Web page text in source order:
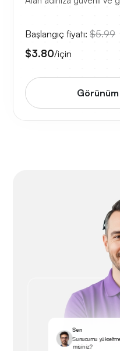
Başlangıç fiyatı: $5.99
$3.80/için
Sen
Sunucumu
misiniz?